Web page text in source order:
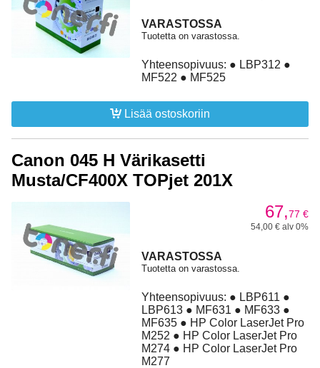
VARASTOSSA
Tuotetta on varastossa.
Yhteensopivuus: ● LBP312 ●
MF522 ● MF525
Lisää ostoskoriin
Canon 045 H Värikasetti
Musta/CF400X TOPjet 201X
67,77 €
54,00 € alv 0%
VARASTOSSA
Tuotetta on varastossa.
Yhteensopivuus: ● LBP611 ●
LBP613 ● MF631 ● MF633 ●
MF635 ● HP Color LaserJet Pro
M252 ● HP Color LaserJet Pro
M274 ● HP Color LaserJet Pro
M277